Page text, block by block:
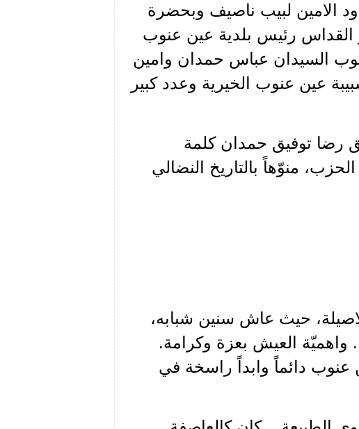
الامين لبيب ناصيف وبحضرة
القداس رئيس بلدية عين عنوب
السيدان عباس حمدان وامين
عين عنوب الخيرية وعدد كبير
رضا توفيق حمدان كلمة
منوّهاً بالتاريخ النضالي
حيث عاش سنين شبابه،
واهميّة العيش بعزة وكرامة.
دائماً وابداً راسخة في